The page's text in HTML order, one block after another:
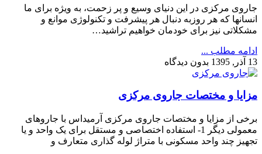
جاروی مرکزی در این دنیای وسیع و پر زحمت، به ویژه برای ما
انسانها که هر روزبه دنبال هر پیشرفت و تکنولوژی موانع و
مشکلاتی نیز برای خودمان خواهیم تراشید…
ادامه مطلب ...
13 آذر, 1395
بدون دیدگاه
مزایا و مختصات جاروی مرکزی
برخی از مزایا و مختصات جاروی مرکزی آرمیداس با جاروهای
معمولی دیگر 1- استفاده اختصاصی و مستقل برای یک واحد و یا
تجهیز چند واحد مسکونی با متراژ لوله گذاری متعارف و